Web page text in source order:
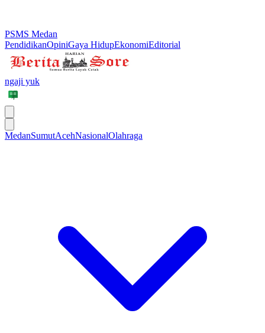
PSMS Medan
PendidikanOpiniGaya HidupEkonomiEditorial
ngaji yuk
MedanSumutAcehNasionalOlahraga